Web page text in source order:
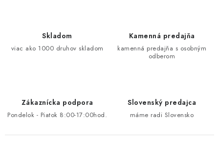
Skladom
viac ako 1000 druhov skladom
Kamenná predajňa
kamenná predajňa s osobným
odberom
Zákaznícka podpora
Pondelok - Piatok 8:00-17:00hod.
Slovenský predajca
máme radi Slovensko